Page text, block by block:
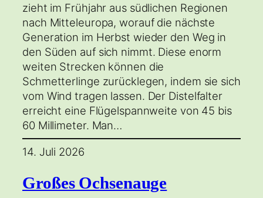
zieht im Frühjahr aus südlichen Regionen
nach Mitteleuropa, worauf die nächste
Generation im Herbst wieder den Weg in
den Süden auf sich nimmt. Diese enorm
weiten Strecken können die
Schmetterlinge zurücklegen, indem sie sich
vom Wind tragen lassen. Der Distelfalter
erreicht eine Flügelspannweite von 45 bis
60 Millimeter. Man…
14. Juli 2026
Großes Ochsenauge